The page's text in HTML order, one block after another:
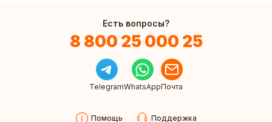
Есть вопросы?
8 800 25 000 25
TelegramWhatsAppПочта
Помощь Поддержка